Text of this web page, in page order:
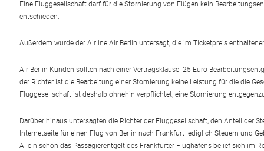
Eine Fluggesellschaft darf für die Stornierung von Flügen kein
entschieden.
Außerdem wurde der Airline Air Berlin untersagt, die im Ticketpreis
Air Berlin Kunden sollten nach einer Vertragsklausel 25 Euro
der Richter ist die Bearbeitung einer Stornierung keine Leistung für die die
Fluggesellschaft ist deshalb ohnehin verpflichtet, eine Stornierung
Darüber hinaus untersagten die Richter der Fluggesellschaft, den Anteil der
Internetseite für einen Flug von Berlin nach Frankfurt lediglich Steuern und
Allein schon das Passagierentgelt des Frankfurter Flughafens belief sich im